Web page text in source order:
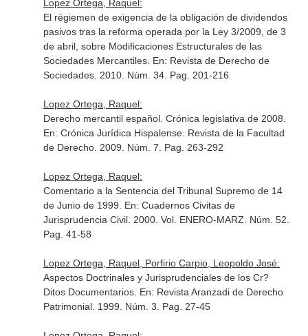
Lopez Ortega, Raquel:
El régiemen de exigencia de la obligación de dividendos
pasivos tras la reforma operada por la Ley 3/2009, de 3
de abril, sobre Modificaciones Estructurales de las
Sociedades Mercantiles. En: Revista de Derecho de
Sociedades. 2010. Núm. 34. Pag. 201-216
Lopez Ortega, Raquel:
Derecho mercantil español. Crónica legislativa de 2008.
En: Crónica Jurídica Hispalense. Revista de la Facultad
de Derecho. 2009. Núm. 7. Pag. 263-292
Lopez Ortega, Raquel:
Comentario a la Sentencia del Tribunal Supremo de 14
de Junio de 1999. En: Cuadernos Civitas de
Jurisprudencia Civil. 2000. Vol. ENERO-MARZ. Núm. 52.
Pag. 41-58
Lopez Ortega, Raquel, Porfirio Carpio, Leopoldo José:
Aspectos Doctrinales y Jurisprudenciales de los Cr?
Ditos Documentarios. En: Revista Aranzadi de Derecho
Patrimonial. 1999. Núm. 3. Pag. 27-45